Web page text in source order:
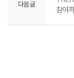
다음글
참여